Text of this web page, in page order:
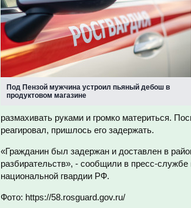
Под Пензой мужчина устроил пьяный дебош в
продуктовом магазине
размахивать руками и громко материться.
реагировал, пришлось его задержать.
«Гражданин был задержан и доставлен в
разбирательств», - сообщили в пресс-
национальной гвардии РФ.
Фото: https://58.rosguard.gov.ru/